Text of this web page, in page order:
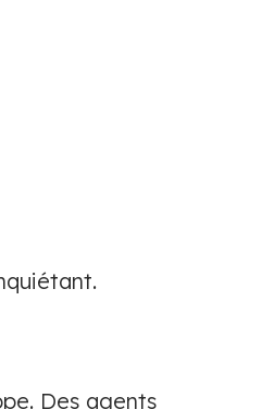
Des agents